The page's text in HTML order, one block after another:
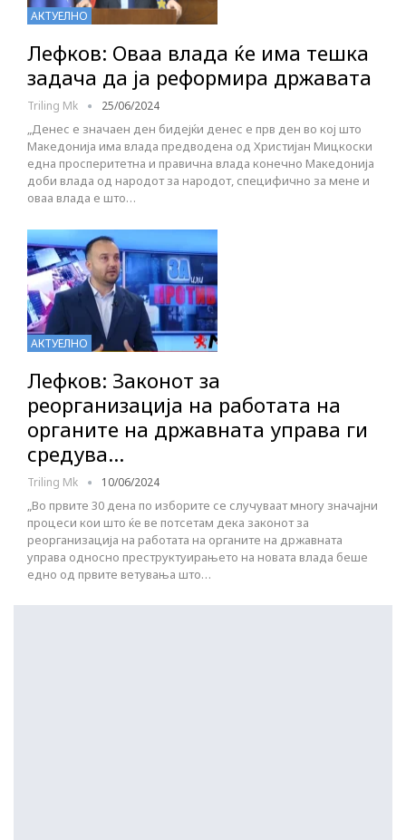
АКТУЕЛНО
Лефков: Оваа влада ќе има тешка
задача да ја реформира државата
Triling Mk 25/06/2024
„Денес е значаен ден бидејќи денес е прв ден во кој што
Македонија има влада предводена од Христијан Мицкоски
една просперитетна и правична влада конечно Македонија
доби влада од народот за народот, специфично за мене и
оваа влада е што…
АКТУЕЛНО
Лефков: Законот за
реорганизација на работата на
органите на државната управа ги
средува…
Triling Mk 10/06/2024
„Во првите 30 дена по изборите се случуваат многу значајни
процеси кои што ќе ве потсетам дека законот за
реорганизација на работата на органите на државната
управа односно преструктуирањето на новата влада беше
едно од првите ветувања што…